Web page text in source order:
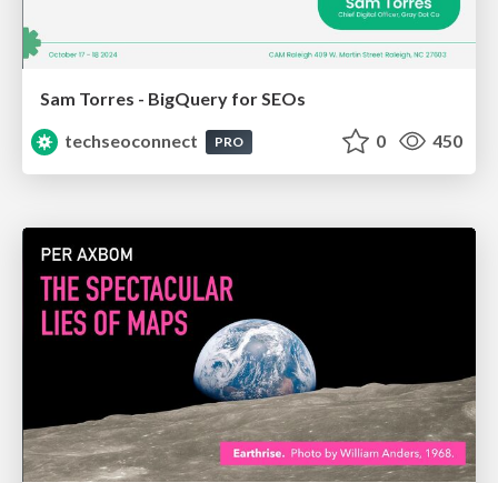
Sam Torres - BigQuery for SEOs
techseoconnect
PRO 0 450